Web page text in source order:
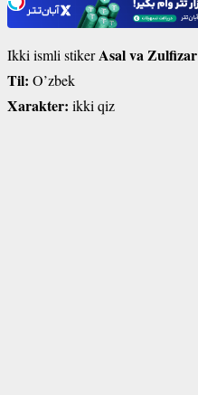
Ikki ismli stikerAsal va Zulfizar
Til: O’zbek
Xarakter: ikki qiz